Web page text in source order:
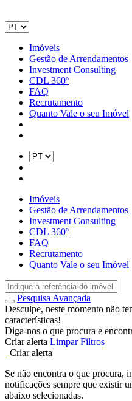
Imóveis
Gestão de Arrendamentos
Investment Consulting
CDL 360º
FAQ
Recrutamento
Quanto Vale o seu Imóvel
Imóveis
Gestão de Arrendamentos
Investment Consulting
CDL 360º
FAQ
Recrutamento
Quanto Vale o seu Imóvel
Pesquisa Avançada
Desculpe, neste momento não
características!
Diga-nos o que procura e
Criar alerta Limpar Filtros
Criar alerta
Se não encontra o que procura,
notificações sempre que existir
abaixo selecionadas.